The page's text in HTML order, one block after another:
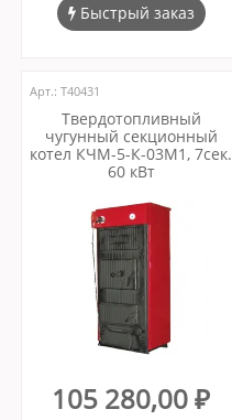
Быстрый заказ
Арт.: Т40431
Твердотопливный
чугунный секционный
котел КЧМ-5-К-03М1, 7сек.
60 кВт
105 280,00 ₽